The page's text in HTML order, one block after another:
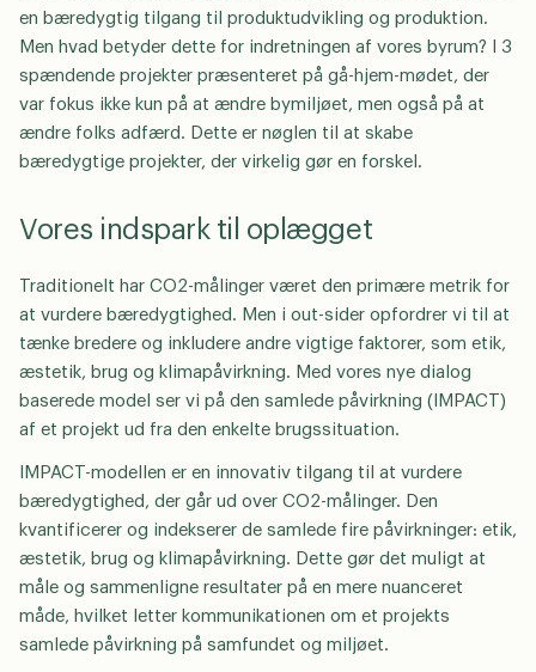
en bæredygtig tilgang til produktudvikling og produktion.
Men hvad betyder dette for indretningen af vores byrum? I 3
spændende projekter præsenteret på gå-hjem-mødet, der
var fokus ikke kun på at ændre bymiljøet, men også på at
ændre folks adfærd. Dette er nøglen til at skabe
bæredygtige projekter, der virkelig gør en forskel.
Vores indspark til oplægget
Traditionelt har CO2-målinger været den primære metrik for
at vurdere bæredygtighed. Men i out-sider opfordrer vi til at
tænke bredere og inkludere andre vigtige faktorer, som etik,
æstetik, brug og klimapåvirkning. Med vores nye dialog
baserede model ser vi på den samlede påvirkning (IMPACT)
af et projekt ud fra den enkelte brugssituation.
IMPACT-modellen er en innovativ tilgang til at vurdere
bæredygtighed, der går ud over CO2-målinger. Den
kvantificerer og indekserer de samlede fire påvirkninger: etik,
æstetik, brug og klimapåvirkning. Dette gør det muligt at
måle og sammenligne resultater på en mere nuanceret
måde, hvilket letter kommunikationen om et projekts
samlede påvirkning på samfundet og miljøet.